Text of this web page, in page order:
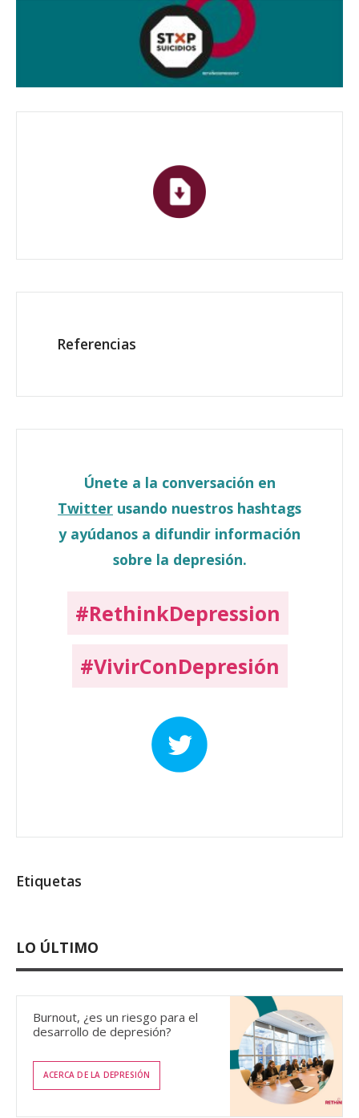
Referencias
Únete a la conversación en
Twitter usando nuestros hashtags
y ayúdanos a difundir información
sobre la depresión.
#RethinkDepression
#VivirConDepresión
Etiquetas
LO ÚLTIMO
Burnout, ¿es un riesgo para el
desarrollo de depresión?
ACERCA DE LA DEPRESIÓN